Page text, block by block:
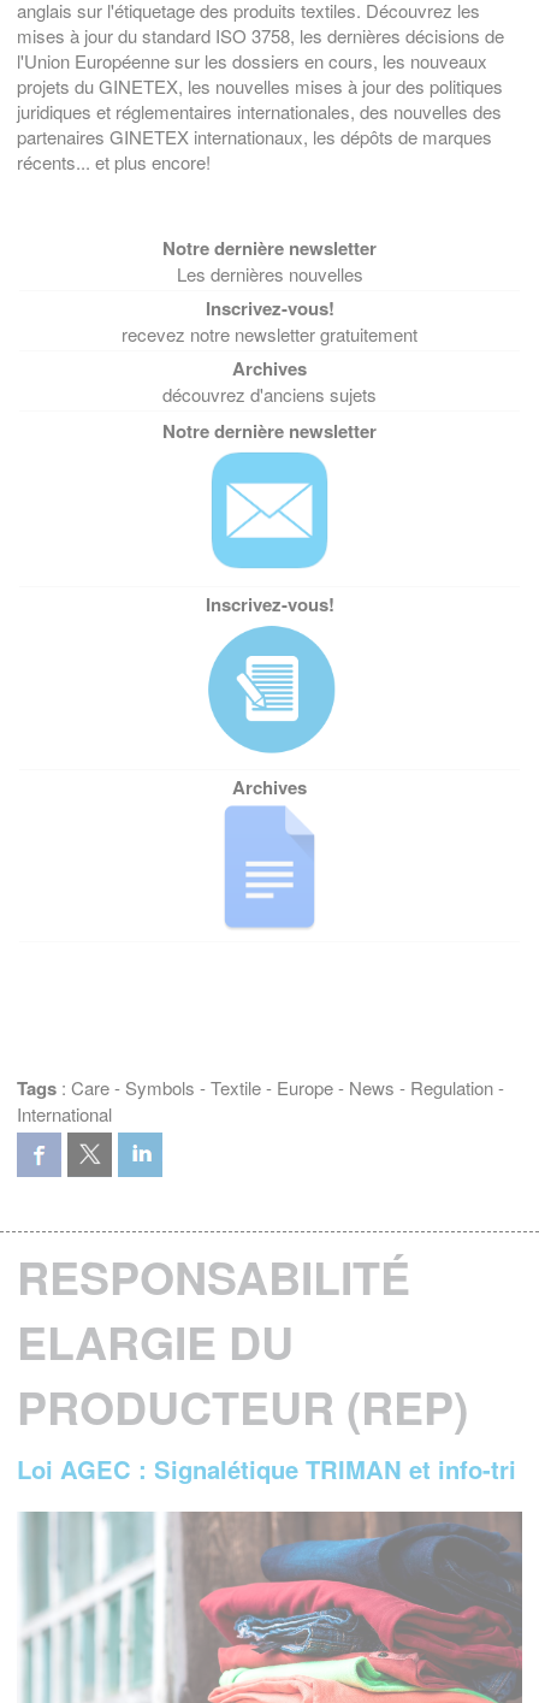
anglais sur l'étiquetage des produits textiles. Découvrez les
mises à jour du standard ISO 3758, les dernières décisions de
l'Union Européenne sur les dossiers en cours, les nouveaux
projets du GINETEX, les nouvelles mises à jour des politiques
juridiques et réglementaires internationales, des nouvelles des
partenaires GINETEX internationaux, les dépôts de marques
récents... et plus encore!
Les dernières nouvelles
recevez notre newsletter gratuitement
découvrez d'anciens sujets
Tags : Care- Symbols -Textile- Europe- News - Regulation-
International
RESPONSABILITÉ
ELARGIE DU
PRODUCTEUR (REP)
Loi AGEC : Signalétique TRIMAN et info-tri